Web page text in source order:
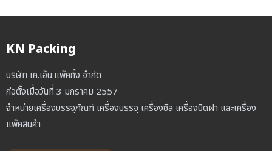
KN Packing
บริษัท เค.เอ็น.แพ็คกิ้ง จำกัด
ก่อตั้งเมื่อวันที่ 3 มกราคม 2557
จำหน่ายเครื่องบรรจุภัณฑ์ เครื่องบรรจุ เครื่องซีล เครื่องปิดฝา และเครื่อง
แพ็คสินค้า